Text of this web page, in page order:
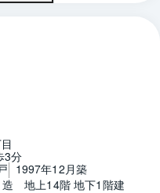
3分
1997年12月築
　地上14階 地下1階建